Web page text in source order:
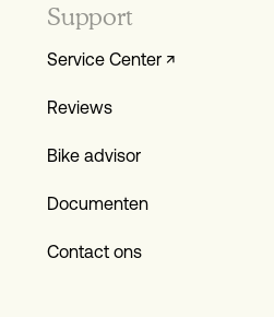
Support
Service Center ↗
Reviews
Bike advisor
Documenten
Contact ons